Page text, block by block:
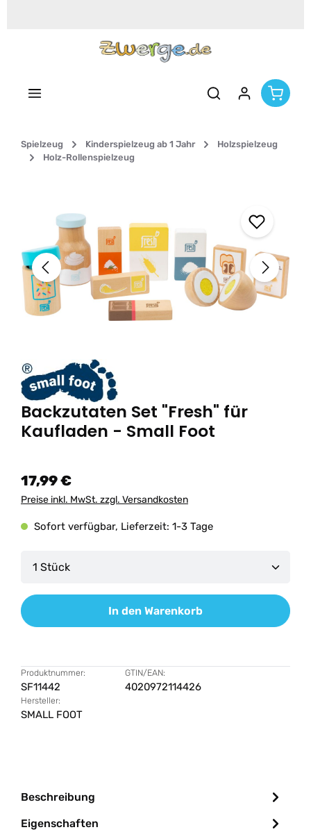
Spielzeug Kinderspielzeug ab 1 Jahr
Holzspielzeug
Holz-Rollenspielzeug
Backzutaten Set "Fresh" für
Kaufladen - Small Foot
17,99 €
Preise inkl. MwSt. zzgl. Versandkosten
Sofort verfügbar, Lieferzeit: 1-3 Tage
Produkt Anzahl: Gib den gewünschten Wert
In den Warenkorb
Produktnummer:
SF11442
GTIN/EAN:
4020972114426
Hersteller:
SMALL FOOT
Beschreibung
Eigenschaften